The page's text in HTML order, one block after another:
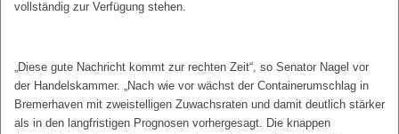
vollständig zur Verfügung stehen.
„Diese gute Nachricht kommt zur rechten Zeit“, so Senator Nagel vor
der Handelskammer. „Nach wie vor wächst der Containerumschlag in
Bremerhaven mit zweistelligen Zuwachsraten und damit deutlich stärker
als in den langfristigen Prognosen vorhergesagt. Die knappen